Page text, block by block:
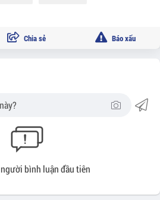
Chia sẻ Báo xấu
bình luận đầu tiên